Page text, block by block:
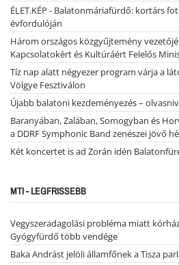
ÉLET.KÉP - Balatonmáriafürdő: kortárs
évfordulóján
Három országos közgyűjtemény
Kapcsolatokért és Kultúráért Felelős
Tíz nap alatt négyezer program várja a
Völgye Fesztiválon
Újabb balatoni kezdeményezés –
Baranyában, Zalában, Somogyban és
a DDRF Symphonic Band zenészei jövő
Két koncertet is ad Zorán idén
MTI - LEGFRISSEBB
Vegyszeradagolási probléma miatt
Gyógyfürdő több vendége
Baka Andrást jelöli államfőnek a Tisza